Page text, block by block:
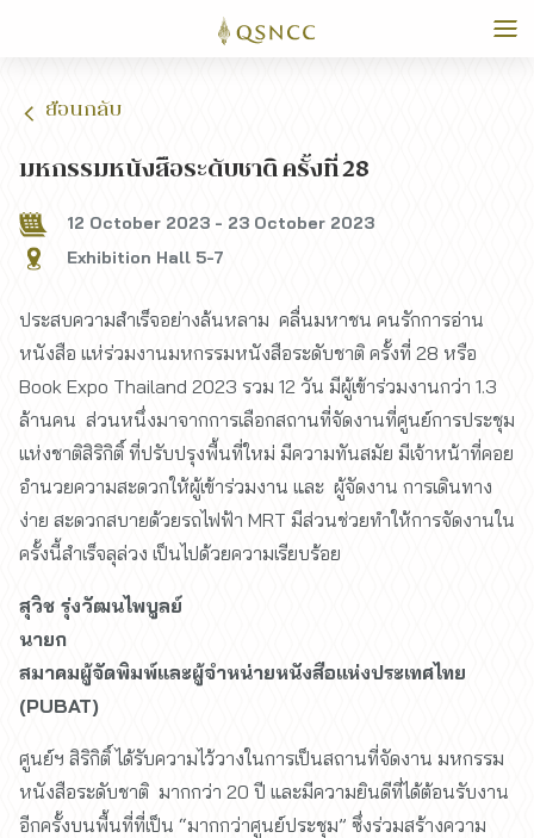
ย้อนกลับ
มหกรรมหนังสือระดับชาติ ครั้งที่ 28
12 October 2023 - 23 October 2023
Exhibition Hall 5-7
ประสบความสำเร็จอย่างล้นหลาม คลื่นมหาชน คนรักการอ่าน
หนังสือ แห่ร่วมงานมหกรรมหนังสือระดับชาติ ครั้งที่ 28 หรือ
Book Expo Thailand 2023 รวม 12 วัน มีผู้เข้าร่วมงานกว่า 1.3
ล้านคน ส่วนหนึ่งมาจากการเลือกสถานที่จัดงานที่ศูนย์การประชุม
แห่งชาติสิริกิติ์ ที่ปรับปรุงพื้นที่ใหม่ มีความทันสมัย มีเจ้าหน้าที่คอย
อำนวยความสะดวกให้ผู้เข้าร่วมงาน และ ผู้จัดงาน การเดินทาง
ง่าย สะดวกสบายด้วยรถไฟฟ้า MRT มีส่วนช่วยทำให้การจัดงานใน
ครั้งนี้สำเร็จลุล่วง เป็นไปด้วยความเรียบร้อย
สุวิช รุ่งวัฒนไพบูลย์
นายก
สมาคมผู้จัดพิมพ์และผู้จำหน่ายหนังสือแห่งประเทศไทย
(PUBAT)
ศูนย์ฯ สิริกิติ์ ได้รับความไว้วางในการเป็นสถานที่จัดงาน มหกรรม
หนังสือระดับชาติ มากกว่า 20 ปี และมีความยินดีที่ได้ต้อนรับงาน
อีกครั้งบนพื้นที่ที่เป็น “มากกว่าศูนย์ประชุม” ซึ่งร่วมสร้างความ